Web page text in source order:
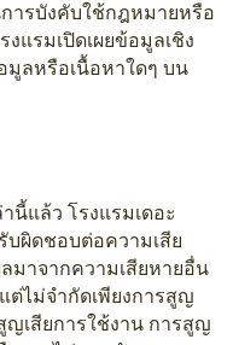
ารบังคับใช้กฎหมายหรือ
แรมเปิดเผยข้อมูลเชิง
ลหรือเนื้อหาใดๆ บน
นี้แล้ว โรงแรมเดอะ
บผิดชอบต่อความเสีย
มาจากความเสียหายอื่น
ไม่จำกัดเพียงการสูญ
ญเสียการใช้งาน การสูญ